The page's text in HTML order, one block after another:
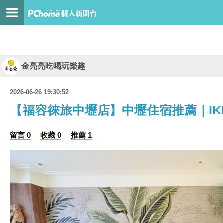
金亮亮吃喝玩樂趣
2026-06-26 19:30:52
【福容徠旅中壢店】中壢住宿推薦｜
留言 0 收藏 0 推薦 1